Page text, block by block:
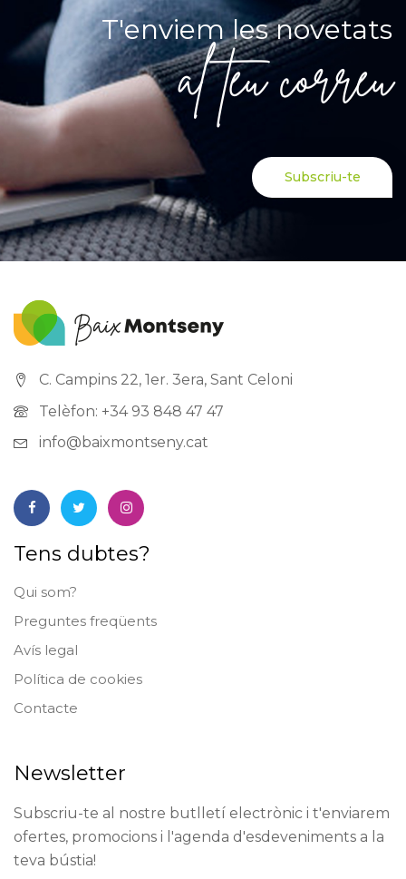
T'enviem les novetats
al teu correu
Subscriu-te
C. Campins 22, 1er. 3era, Sant Celoni
Telèfon: +34 93 848 47 47
info@baixmontseny.cat
Tens dubtes?
Qui som?
Preguntes freqüents
Avís legal
Política de cookies
Contacte
Newsletter
Subscriu-te al nostre butlletí electrònic i t'enviarem
ofertes, promocions i l'agenda d'esdeveniments a la
teva bústia!